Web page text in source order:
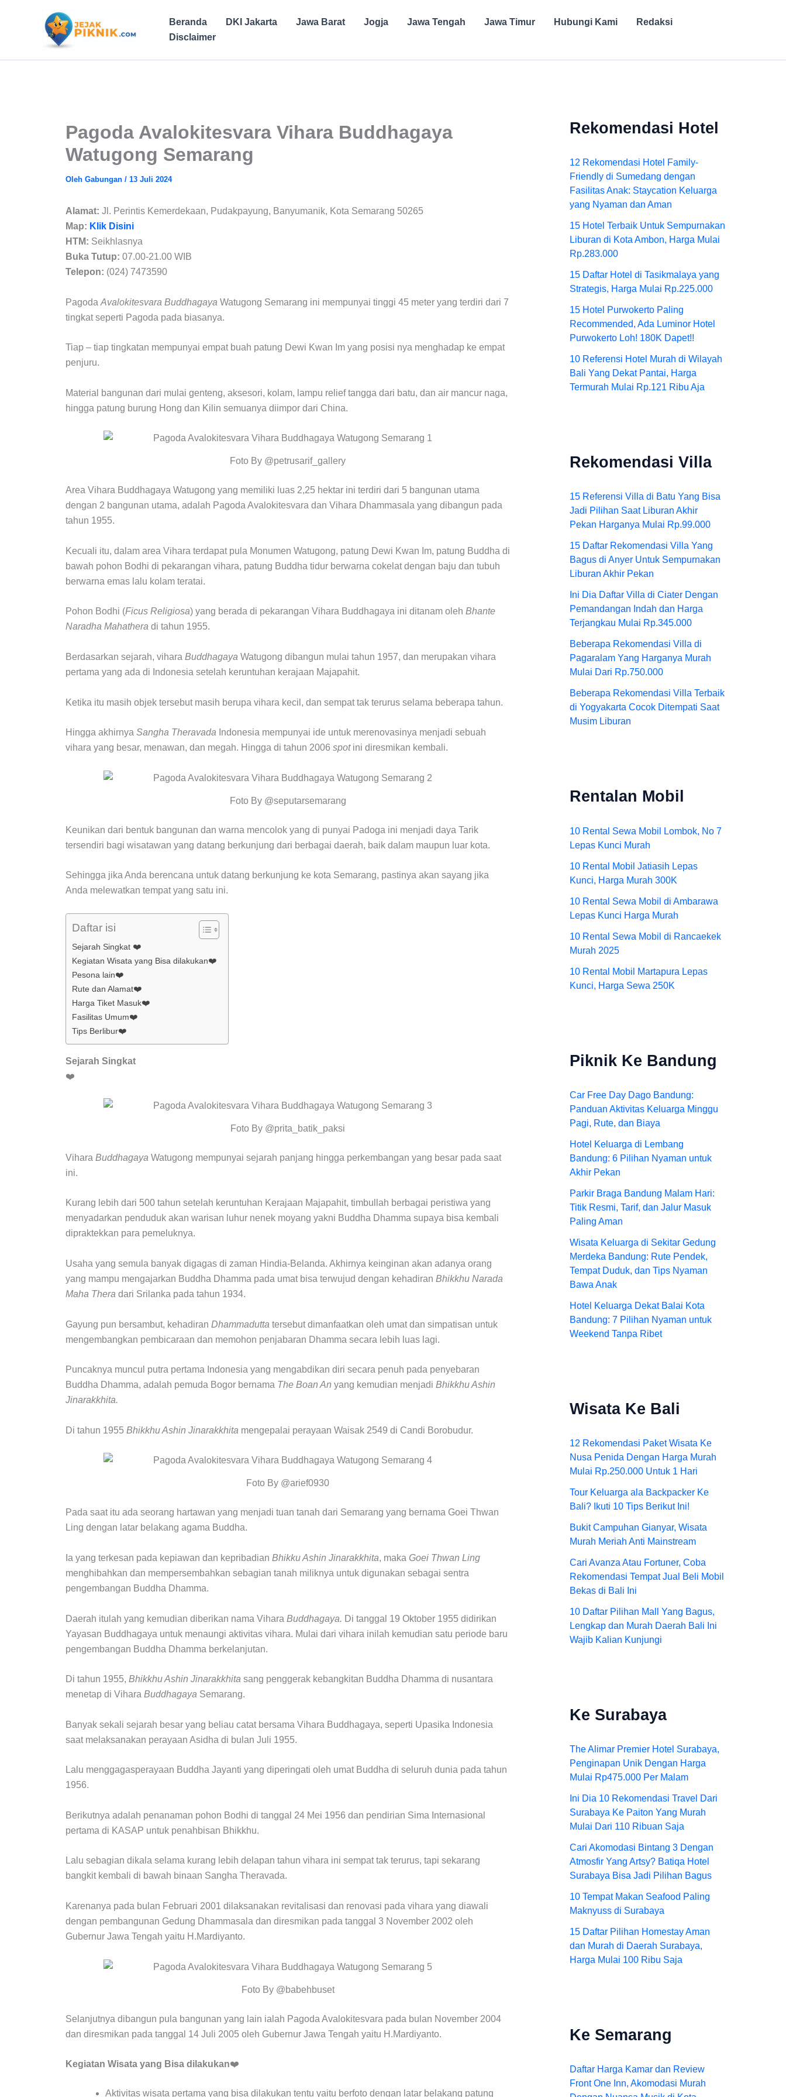
Beranda DKI Jakarta Jawa Barat Jogja Jawa Tengah Jawa Timur Hubungi Kami
Redaksi
Disclaimer
Pagoda Avalokitesvara Vihara Buddhagaya
Watugong Semarang
Oleh Gabungan / 13 Juli 2024
Alamat: Jl. Perintis Kemerdekaan, Pudakpayung, Banyumanik, Kota Semarang 50265
Map: Klik Disini
HTM: Seikhlasnya
Buka Tutup: 07.00-21.00 WIB
Telepon: (024) 7473590
Pagoda Avalokitesvara Buddhagaya Watugong Semarang ini mempunyai tinggi 45 meter yang terdiri dari 7
tingkat seperti Pagoda pada biasanya.
Tiap – tiap tingkatan mempunyai empat buah patung Dewi Kwan Im yang posisi nya menghadap ke empat
penjuru.
Material bangunan dari mulai genteng, aksesori, kolam, lampu relief tangga dari batu, dan air mancur naga,
hingga patung burung Hong dan Kilin semuanya diimpor dari China.
Foto By @petrusarif_gallery
Area Vihara Buddhagaya Watugong yang memiliki luas 2,25 hektar ini terdiri dari 5 bangunan utama
dengan 2 bangunan utama, adalah Pagoda Avalokitesvara dan Vihara Dhammasala yang dibangun pada
tahun 1955.
Kecuali itu, dalam area Vihara terdapat pula Monumen Watugong, patung Dewi Kwan Im, patung Buddha di
bawah pohon Bodhi di pekarangan vihara, patung Buddha tidur berwarna cokelat dengan baju dan tubuh
berwarna emas lalu kolam teratai.
Pohon Bodhi (Ficus Religiosa) yang berada di pekarangan Vihara Buddhagaya ini ditanam oleh Bhante
Naradha Mahathera di tahun 1955.
Berdasarkan sejarah, vihara Buddhagaya Watugong dibangun mulai tahun 1957, dan merupakan vihara
pertama yang ada di Indonesia setelah keruntuhan kerajaan Majapahit.
Ketika itu masih objek tersebut masih berupa vihara kecil, dan sempat tak terurus selama beberapa tahun.
Hingga akhirnya Sangha Theravada Indonesia mempunyai ide untuk merenovasinya menjadi sebuah
vihara yang besar, menawan, dan megah. Hingga di tahun 2006 spotini diresmikan kembali.
Foto By @seputarsemarang
Keunikan dari bentuk bangunan dan warna mencolok yang di punyai Padoga ini menjadi daya Tarik
tersendiri bagi wisatawan yang datang berkunjung dari berbagai daerah, baik dalam maupun luar kota.
Sehingga jika Anda berencana untuk datang berkunjung ke kota Semarang, pastinya akan sayang jika
Anda melewatkan tempat yang satu ini.
Daftar isi
Sejarah Singkat ❤️
Kegiatan Wisata yang Bisa dilakukan❤️
Pesona lain❤️
Rute dan Alamat❤️
Harga Tiket Masuk❤️
Fasilitas Umum❤️
Tips Berlibur❤️
Sejarah Singkat
❤️
Foto By @prita_batik_paksi
Vihara Buddhagaya Watugong mempunyai sejarah panjang hingga perkembangan yang besar pada saat
ini.
Kurang lebih dari 500 tahun setelah keruntuhan Kerajaan Majapahit, timbullah berbagai peristiwa yang
menyadarkan penduduk akan warisan luhur nenek moyang yakni Buddha Dhamma supaya bisa kembali
dipraktekkan para pemeluknya.
Usaha yang semula banyak digagas di zaman Hindia-Belanda. Akhirnya keinginan akan adanya orang
yang mampu mengajarkan Buddha Dhamma pada umat bisa terwujud dengan kehadiran Bhikkhu Narada
Maha Thera dari Srilanka pada tahun 1934.
Gayung pun bersambut, kehadiran Dhammadutta tersebut dimanfaatkan oleh umat dan simpatisan untuk
mengembangkan pembicaraan dan memohon penjabaran Dhamma secara lebih luas lagi.
Puncaknya muncul putra pertama Indonesia yang mengabdikan diri secara penuh pada penyebaran
Buddha Dhamma, adalah pemuda Bogor bernama The Boan An yang kemudian menjadi Bhikkhu Ashin
Jinarakkhita.
Di tahun 1955 Bhikkhu Ashin Jinarakkhita mengepalai perayaan Waisak 2549 di Candi Borobudur.
Foto By @arief0930
Pada saat itu ada seorang hartawan yang menjadi tuan tanah dari Semarang yang bernama Goei Thwan
Ling dengan latar belakang agama Buddha.
Ia yang terkesan pada kepiawan dan kepribadian Bhikku Ashin Jinarakkhita, maka Goei Thwan Ling
menghibahkan dan mempersembahkan sebagian tanah miliknya untuk digunakan sebagai sentra
pengembangan Buddha Dhamma.
Daerah itulah yang kemudian diberikan nama Vihara Buddhagaya. Di tanggal 19 Oktober 1955 didirikan
Yayasan Buddhagaya untuk menaungi aktivitas vihara. Mulai dari vihara inilah kemudian satu periode baru
pengembangan Buddha Dhamma berkelanjutan.
Di tahun 1955, Bhikkhu Ashin Jinarakkhita sang penggerak kebangkitan Buddha Dhamma di nusantara
menetap di Vihara Buddhagaya Semarang.
Banyak sekali sejarah besar yang beliau catat bersama Vihara Buddhagaya, seperti Upasika Indonesia
saat melaksanakan perayaan Asidha di bulan Juli 1955.
Lalu menggagasperayaan Buddha Jayanti yang diperingati oleh umat Buddha di seluruh dunia pada tahun
1956.
Berikutnya adalah penanaman pohon Bodhi di tanggal 24 Mei 1956 dan pendirian Sima Internasional
pertama di KASAP untuk penahbisan Bhikkhu.
Lalu sebagian dikala selama kurang lebih delapan tahun vihara ini sempat tak terurus, tapi sekarang
bangkit kembali di bawah binaan Sangha Theravada.
Karenanya pada bulan Februari 2001 dilaksanakan revitalisasi dan renovasi pada vihara yang diawali
dengan pembangunan Gedung Dhammasala dan diresmikan pada tanggal 3 November 2002 oleh
Gubernur Jawa Tengah yaitu H.Mardiyanto.
Foto By @babehbuset
Selanjutnya dibangun pula bangunan yang lain ialah Pagoda Avalokitesvara pada bulan November 2004
dan diresmikan pada tanggal 14 Juli 2005 oleh Gubernur Jawa Tengah yaitu H.Mardiyanto.
Kegiatan Wisata yang Bisa dilakukan❤️
Aktivitas wisata pertama yang bisa dilakukan tentu yaitu berfoto dengan latar belakang patung
Rekomendasi Hotel
12 Rekomendasi Hotel Family-
Friendly di Sumedang dengan
Fasilitas Anak: Staycation Keluarga
yang Nyaman dan Aman
15 Hotel Terbaik Untuk Sempurnakan
Liburan di Kota Ambon, Harga Mulai
Rp.283.000
15 Daftar Hotel di Tasikmalaya yang
Strategis, Harga Mulai Rp.225.000
15 Hotel Purwokerto Paling
Recommended, Ada Luminor Hotel
Purwokerto Loh! 180K Dapet!!
10 Referensi Hotel Murah di Wilayah
Bali Yang Dekat Pantai, Harga
Termurah Mulai Rp.121 Ribu Aja
Rekomendasi Villa
15 Referensi Villa di Batu Yang Bisa
Jadi Pilihan Saat Liburan Akhir
Pekan Harganya Mulai Rp.99.000
15 Daftar Rekomendasi Villa Yang
Bagus di Anyer Untuk Sempurnakan
Liburan Akhir Pekan
Ini Dia Daftar Villa di Ciater Dengan
Pemandangan Indah dan Harga
Terjangkau Mulai Rp.345.000
Beberapa Rekomendasi Villa di
Pagaralam Yang Harganya Murah
Mulai Dari Rp.750.000
Beberapa Rekomendasi Villa Terbaik
di Yogyakarta Cocok Ditempati Saat
Musim Liburan
Rentalan Mobil
10 Rental Sewa Mobil Lombok, No 7
Lepas Kunci Murah
10 Rental Mobil Jatiasih Lepas
Kunci, Harga Murah 300K
10 Rental Sewa Mobil di Ambarawa
Lepas Kunci Harga Murah
10 Rental Sewa Mobil di Rancaekek
Murah 2025
10 Rental Mobil Martapura Lepas
Kunci, Harga Sewa 250K
Piknik Ke Bandung
Car Free Day Dago Bandung:
Panduan Aktivitas Keluarga Minggu
Pagi, Rute, dan Biaya
Hotel Keluarga di Lembang
Bandung: 6 Pilihan Nyaman untuk
Akhir Pekan
Parkir Braga Bandung Malam Hari:
Titik Resmi, Tarif, dan Jalur Masuk
Paling Aman
Wisata Keluarga di Sekitar Gedung
Merdeka Bandung: Rute Pendek,
Tempat Duduk, dan Tips Nyaman
Bawa Anak
Hotel Keluarga Dekat Balai Kota
Bandung: 7 Pilihan Nyaman untuk
Weekend Tanpa Ribet
Wisata Ke Bali
12 Rekomendasi Paket Wisata Ke
Nusa Penida Dengan Harga Murah
Mulai Rp.250.000 Untuk 1 Hari
Tour Keluarga ala Backpacker Ke
Bali? Ikuti 10 Tips Berikut Ini!
Bukit Campuhan Gianyar, Wisata
Murah Meriah Anti Mainstream
Cari Avanza Atau Fortuner, Coba
Rekomendasi Tempat Jual Beli Mobil
Bekas di Bali Ini
10 Daftar Pilihan Mall Yang Bagus,
Lengkap dan Murah Daerah Bali Ini
Wajib Kalian Kunjungi
Ke Surabaya
The Alimar Premier Hotel Surabaya,
Penginapan Unik Dengan Harga
Mulai Rp475.000 Per Malam
Ini Dia 10 Rekomendasi Travel Dari
Surabaya Ke Paiton Yang Murah
Mulai Dari 110 Ribuan Saja
Cari Akomodasi Bintang 3 Dengan
Atmosfir Yang Artsy? Batiqa Hotel
Surabaya Bisa Jadi Pilihan Bagus
10 Tempat Makan Seafood Paling
Maknyuss di Surabaya
15 Daftar Pilihan Homestay Aman
dan Murah di Daerah Surabaya,
Harga Mulai 100 Ribu Saja
Ke Semarang
Daftar Harga Kamar dan Review
Front One Inn, Akomodasi Murah